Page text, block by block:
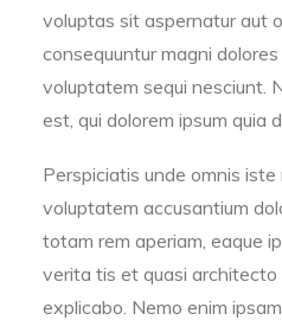
voluptas sit aspernatur aut
consequuntur magni
voluptatem sequi nesciunt.
est, qui dolorem ipsum quia
Perspiciatis unde omnis
voluptatem accusantium
totam rem aperiam, eaque
verita tis et quasi
explicabo. Nemo enim